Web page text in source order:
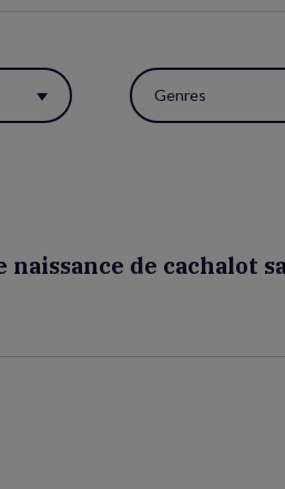
Genres
de cachalot